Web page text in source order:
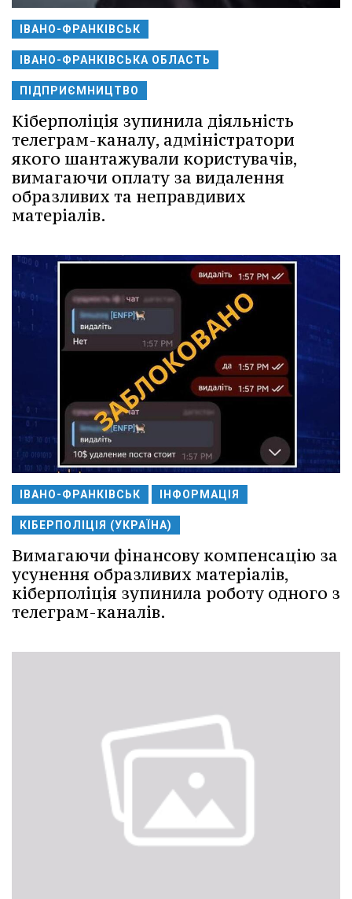
ІВАНО-ФРАНКІВСЬК
ІВАНО-ФРАНКІВСЬКА ОБЛАСТЬ
ПІДПРИЄМНИЦТВО
Кіберполіція зупинила діяльність
телеграм-каналу, адміністратори
якого шантажували користувачів,
вимагаючи оплату за видалення
образливих та неправдивих
матеріалів.
ІВАНО-ФРАНКІВСЬК ІНФОРМАЦІЯ
КІБЕРПОЛІЦІЯ (УКРАЇНА)
Вимагаючи фінансову компенсацію за
усунення образливих матеріалів,
кіберполіція зупинила роботу одного з
телеграм-каналів.